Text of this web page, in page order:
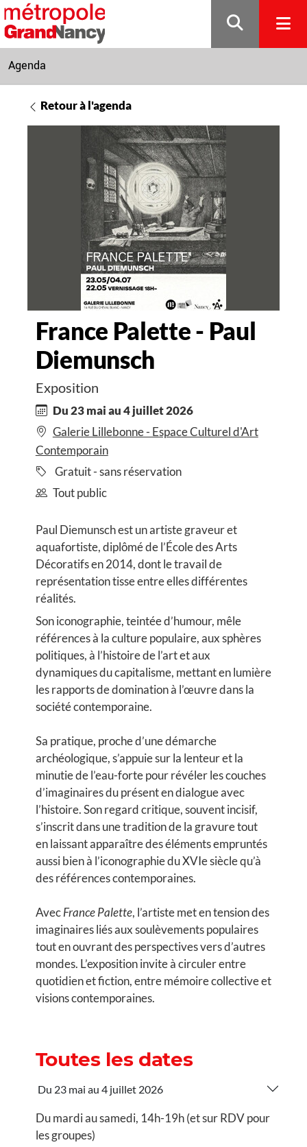
Gestion de vos préférences sur les cookies
Agenda
Retour à l'agenda
France Palette - Paul
Diemunsch
Exposition
Du 23 mai au 4 juillet 2026
Galerie Lillebonne - Espace Culturel d'Art
Contemporain
Gratuit - sans réservation
Tout public
Paul Diemunsch est un artiste graveur et
aquafortiste, diplômé de l’École des Arts
Décoratifs en 2014, dont le travail de
représentation tisse entre elles différentes
réalités.
Son iconographie, teintée d’humour, mêle
références à la culture populaire, aux sphères
politiques, à l’histoire de l’art et aux
dynamiques du capitalisme, mettant en lumière
les rapports de domination à l’œuvre dans la
société contemporaine.
Sa pratique, proche d’une démarche
archéologique, s’appuie sur la lenteur et la
minutie de l’eau-forte pour révéler les couches
d’imaginaires du présent en dialogue avec
l’histoire. Son regard critique, souvent incisif,
s’inscrit dans une tradition de la gravure tout
en laissant apparaître des éléments empruntés
aussi bien à l’iconographie du XVIe siècle qu’à
des références contemporaines.
AvecFrance Palette, l’artiste met en tension des
imaginaires liés aux soulèvements populaires
tout en ouvrant des perspectives vers d’autres
mondes. L’exposition invite à circuler entre
quotidien et fiction, entre mémoire collective et
visions contemporaines.
Toutes les dates
Du 23 mai au 4 juillet 2026
Du mardi au samedi, 14h-19h (et sur RDV pour
les groupes)